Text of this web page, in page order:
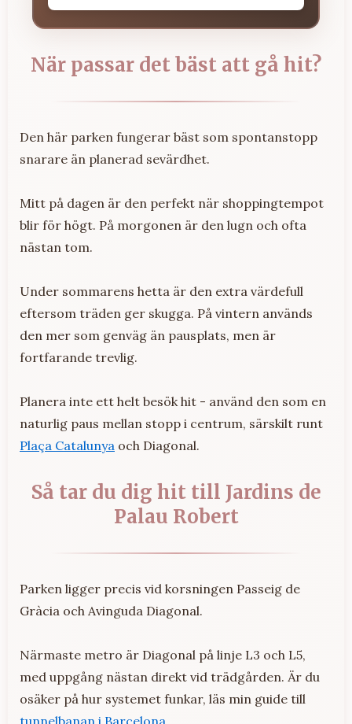
När passar det bäst att gå hit?
Den här parken fungerar bäst som spontanstopp
snarare än planerad sevärdhet.
Mitt på dagen är den perfekt när shoppingtempot
blir för högt. På morgonen är den lugn och ofta
nästan tom.
Under sommarens hetta är den extra värdefull
eftersom träden ger skugga. På vintern används
den mer som genväg än pausplats, men är
fortfarande trevlig.
Planera inte ett helt besök hit - använd den som en
naturlig paus mellan stopp i centrum, särskilt runt
Plaça Catalunya och Diagonal.
Så tar du dig hit till Jardins de
Palau Robert
Parken ligger precis vid korsningen Passeig de
Gràcia och Avinguda Diagonal.
Närmaste metro är Diagonal på linje L3 och L5,
med uppgång nästan direkt vid trädgården. Är du
osäker på hur systemet funkar, läs min guide till